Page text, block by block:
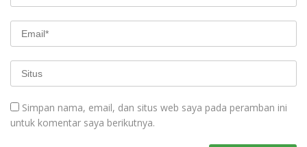
Simpan nama, email, dan situs web saya pada peramban ini
untuk komentar saya berikutnya.